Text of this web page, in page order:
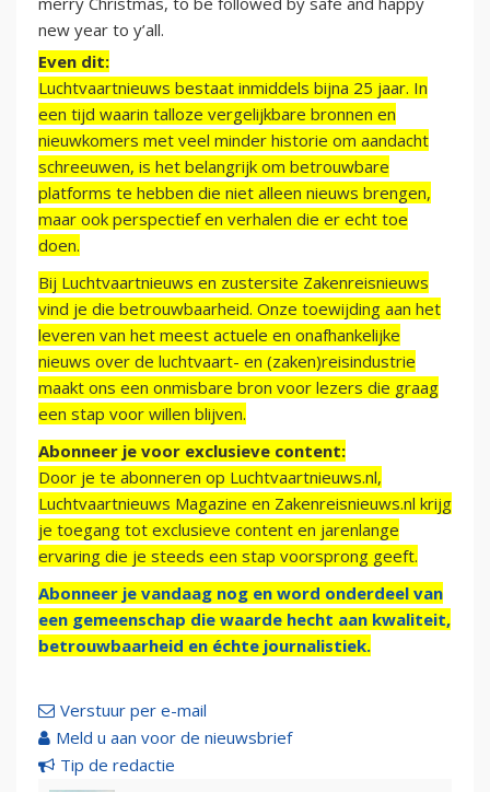
new year to y’all.
Even dit:
Luchtvaartnieuws bestaat inmiddels bijna 25 jaar. In
een tijd waarin talloze vergelijkbare bronnen en
nieuwkomers met veel minder historie om aandacht
schreeuwen, is het belangrijk om betrouwbare
platforms te hebben die niet alleen nieuws brengen,
maar ook perspectief en verhalen die er echt toe
doen.
Bij Luchtvaartnieuws en zustersite Zakenreisnieuws
vind je die betrouwbaarheid. Onze toewijding aan het
leveren van het meest actuele en onafhankelijke
nieuws over de luchtvaart- en (zaken)reisindustrie
maakt ons een onmisbare bron voor lezers die graag
een stap voor willen blijven.
Abonneer je voor exclusieve content:
Door je te abonneren op Luchtvaartnieuws.nl,
Luchtvaartnieuws Magazine en Zakenreisnieuws.nl krijg
je toegang tot exclusieve content en jarenlange
ervaring die je steeds een stap voorsprong geeft.
Abonneer je vandaag nog en word onderdeel van
een gemeenschap die waarde hecht aan kwaliteit,
betrouwbaarheid en échte journalistiek.
Verstuur per e-mail
Meld u aan voor de nieuwsbrief
Tip de redactie